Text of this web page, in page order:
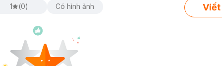
1
(0) Có hình ảnh Viết